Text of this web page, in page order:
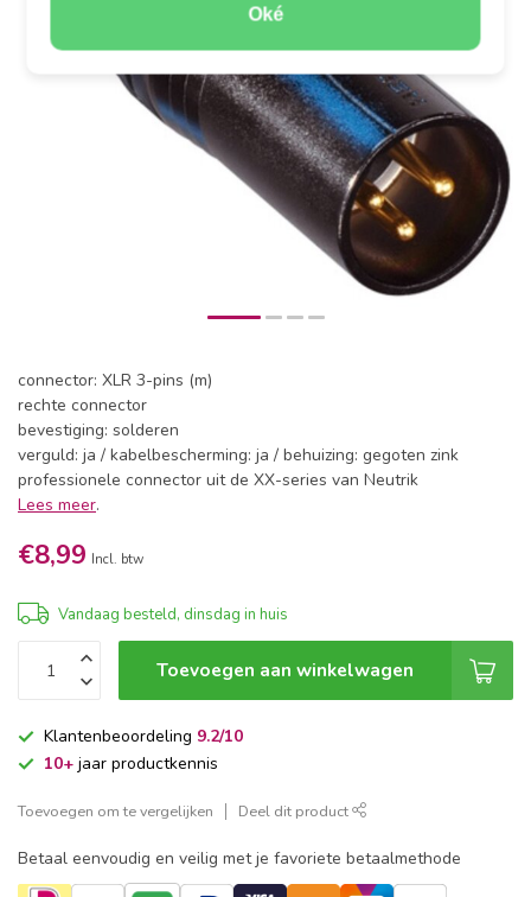
Oké
connector: XLR 3-pins (m)
rechte connector
bevestiging: solderen
verguld: ja / kabelbescherming: ja / behuizing: gegoten zink
professionele connector uit de XX-series van Neutrik
Lees meer.
€8,99 Incl. btw
Vandaag besteld, dinsdag in huis
Toevoegen aan winkelwagen
Klantenbeoordeling 9.2/10
10+ jaar productkennis
Toevoegen om te vergelijken Deel dit product
Betaal eenvoudig en veilig met je favoriete betaalmethode